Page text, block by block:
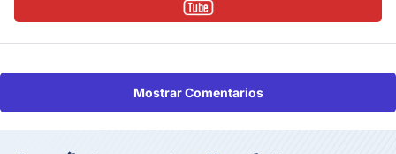
Mostrar Comentarios